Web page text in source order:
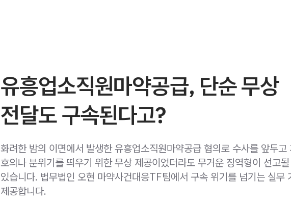
유흥업소직원마약공급, 단순 무상
전달도 구속된다고?
화려한 밤의 이면에서 발생한 유흥업소직원마약공급 혐의로 수사를 앞두고
호의나 분위기를 띄우기 위한 무상 제공이었더라도 무거운 징역형이 선고
있습니다. 법무법인 오현 마약사건대응TF팀에서 구속 위기를 넘기는 실무
제공합니다.